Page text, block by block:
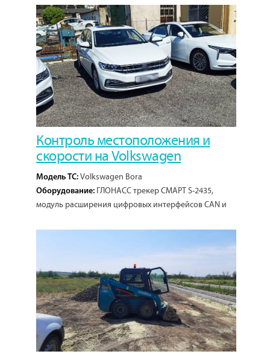
ТД-150.
Контроль местоположения и
скорости на Volkswagen
Модель ТС: Volkswagen Bora
Оборудование: ГЛОНАСС трекер СМАРТ S-2435,
модуль расширения цифровых интерфейсов CAN и